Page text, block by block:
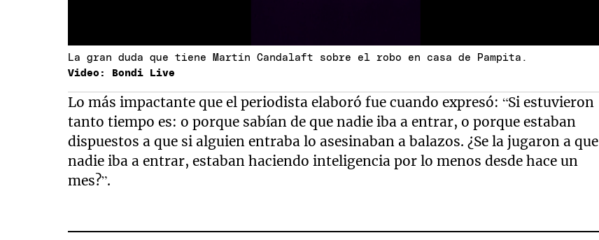
La gran duda que tiene Martín Candalaft sobre el robo en casa de Pampita.
Video: Bondi Live
Lo más impactante que el periodista elaboró fue cuando expresó: “Si estuvieron
tanto tiempo es: o porque sabían de que nadie iba a entrar, o porque estaban
dispuestos a que si alguien entraba lo asesinaban a balazos. ¿Se la jugaron a que
nadie iba a entrar, estaban haciendo inteligencia por lo menos desde hace un
mes?”.